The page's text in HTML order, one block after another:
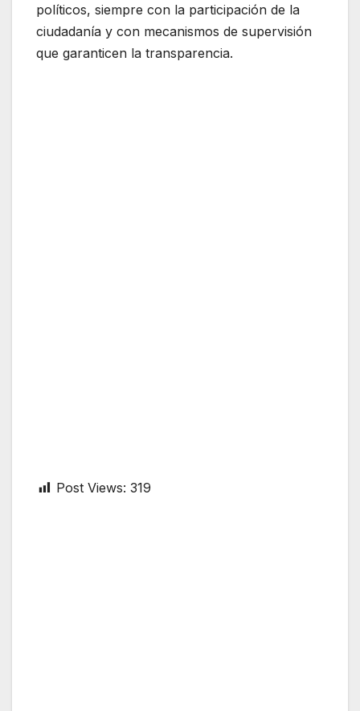
políticos, siempre con la participación de la
ciudadanía y con mecanismos de supervisión
que garanticen la transparencia.
Post Views: 319